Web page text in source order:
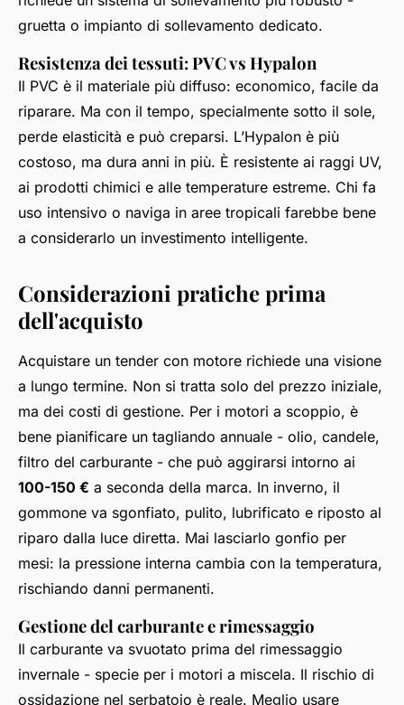
gruetta o impianto di sollevamento dedicato.
Resistenza dei tessuti: PVC vs Hypalon
Il PVC è il materiale più diffuso: economico, facile da
riparare. Ma con il tempo, specialmente sotto il sole,
perde elasticità e può creparsi. L’Hypalon è più
costoso, ma dura anni in più. È resistente ai raggi UV,
ai prodotti chimici e alle temperature estreme. Chi fa
uso intensivo o naviga in aree tropicali farebbe bene
a considerarlo un investimento intelligente.
Considerazioni pratiche prima
dell'acquisto
Acquistare un tender con motore richiede una visione
a lungo termine. Non si tratta solo del prezzo iniziale,
ma dei costi di gestione. Per i motori a scoppio, è
bene pianificare un tagliando annuale - olio, candele,
filtro del carburante - che può aggirarsi intorno ai
100-150 € a seconda della marca. In inverno, il
gommone va sgonfiato, pulito, lubrificato e riposto al
riparo dalla luce diretta. Mai lasciarlo gonfio per
mesi: la pressione interna cambia con la temperatura,
rischiando danni permanenti.
Gestione del carburante e rimessaggio
Il carburante va svuotato prima del rimessaggio
invernale - specie per i motori a miscela. Il rischio di
ossidazione nel serbatoio è reale. Meglio usare